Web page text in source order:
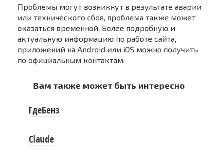
Проблемы могут возникнут в результате аварии
или технического сбоя, проблема также может
оказаться временной. Более подробную и
актуальную информацию по работе сайта,
приложений на Android или iOS можно получить
по официальным контактам:
Вам также может быть интересно
ГдеБенз
Claude